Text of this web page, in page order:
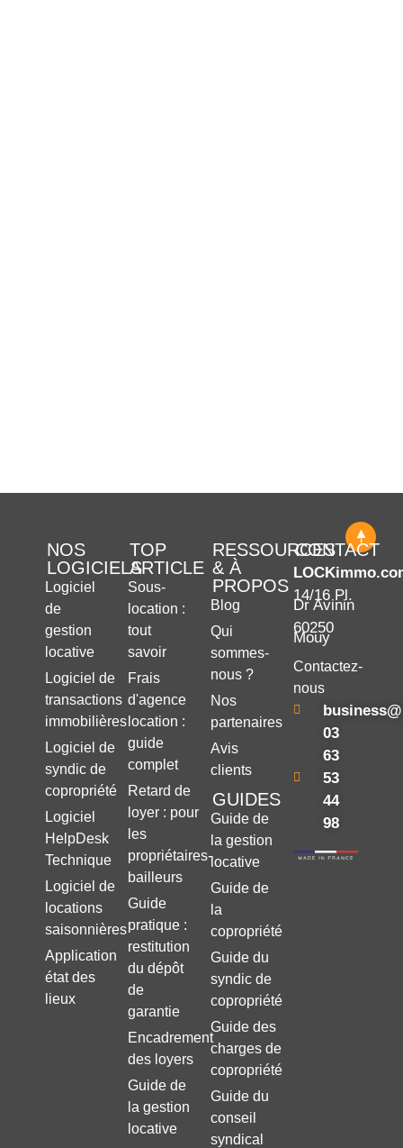
NOS
LOGICIELS
Logiciel
de
gestion
locative
Logiciel de
transactions
immobilières
Logiciel de
syndic de
copropriété
Logiciel
HelpDesk
Technique
Logiciel de
locations
saisonnières
Application
état des
lieux
TOP
ARTICLE
Sous-
location :
tout
savoir
Frais
d'agence
location :
guide
complet
Retard de
loyer : pour
les
propriétaires-
bailleurs
Guide
pratique :
restitution
du dépôt
de
garantie
Encadrement
des loyers
Guide de
la gestion
locative
RESSOURCES
& À
PROPOS
Blog
Qui
sommes-
nous ?
Nos
partenaires
Avis
clients
GUIDES
Guide de
la gestion
locative
Guide de
la
copropriété
Guide du
syndic de
copropriété
Guide des
charges de
copropriété
Guide du
conseil
syndical
CONTACT
14/16 Pl.
Dr Avinin
60250
Mouy
Contactez-
nous
03
63
53
44
98